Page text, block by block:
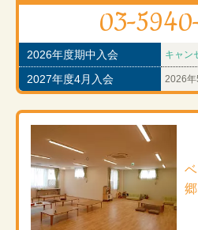
03-
2026年度期中入会 キャン
2027年度4月入会 2026年
郷